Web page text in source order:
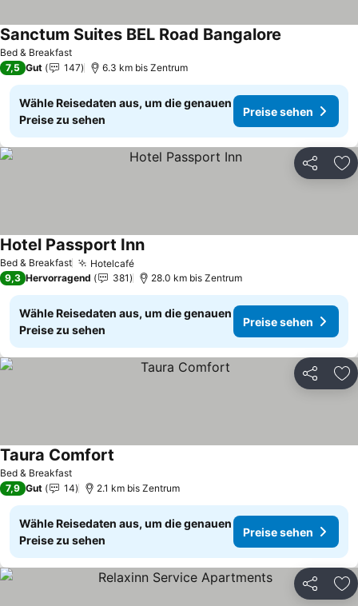
Bed & Breakfast
Sanctum Suites BEL Road Bangalore
7,5 Gut 147 6.3 km bis Zentrum
Wähle Reisedaten aus, um die genauen
Preise zu sehen
Preise sehen
Teilen
Bed & Breakfast Hotelcafé
Hotel Passport Inn
9,3 Hervorragend 381 28.0 km bis Zentrum
Wähle Reisedaten aus, um die genauen
Preise zu sehen
Preise sehen
Teilen
Bed & Breakfast
Taura Comfort
7,9 Gut 14 2.1 km bis Zentrum
Wähle Reisedaten aus, um die genauen
Preise zu sehen
Preise sehen
Teilen